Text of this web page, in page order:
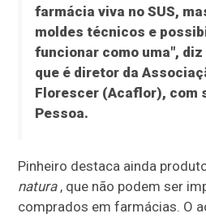
farmácia viva no SUS,
moldes técnicos e
funcionar como uma",
que é diretor da
Florescer (Acaflor), com
Pessoa.
Pinheiro destaca ainda
natura, que não podem ser
comprados em farmácias. O